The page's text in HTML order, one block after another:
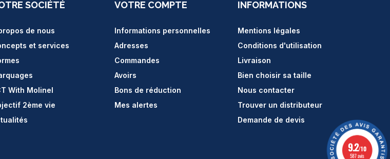
SOCIÉTÉ
de nous
et services
With Molinel
2ème vie
VOTRE COMPTE
Informations personnelles
Adresses
Commandes
Avoirs
Bons de réduction
Mes alertes
INFORMATIONS
Mentions légales
Conditions d'utilisation
Livraison
Bien choisir sa taille
Nous contacter
Trouver un distributeur
Demande de devis
9.2/10
587 avis